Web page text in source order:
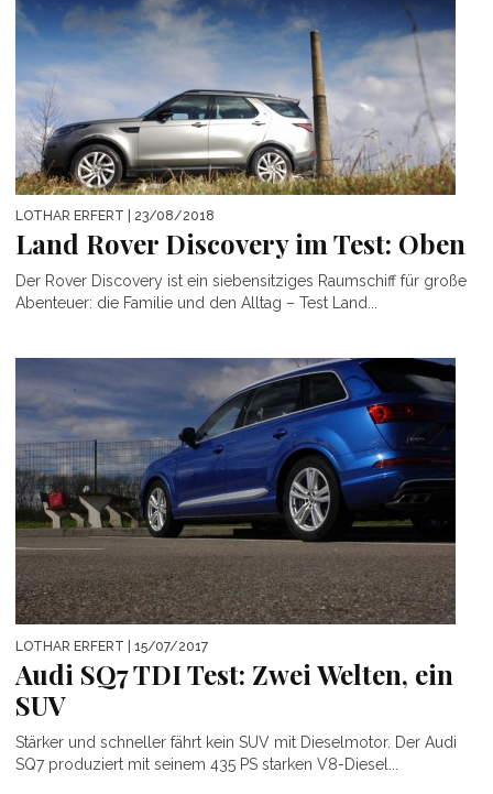
LOTHAR ERFERT | 23/08/2018
Land Rover Discovery im Test: Oben
Der Rover Discovery ist ein siebensitziges Raumschiff für große
Abenteuer: die Familie und den Alltag – Test Land...
LOTHAR ERFERT | 15/07/2017
Audi SQ7 TDI Test: Zwei Welten, ein
SUV
Stärker und schneller fährt kein SUV mit Dieselmotor. Der Audi
SQ7 produziert mit seinem 435 PS starken V8-Diesel...